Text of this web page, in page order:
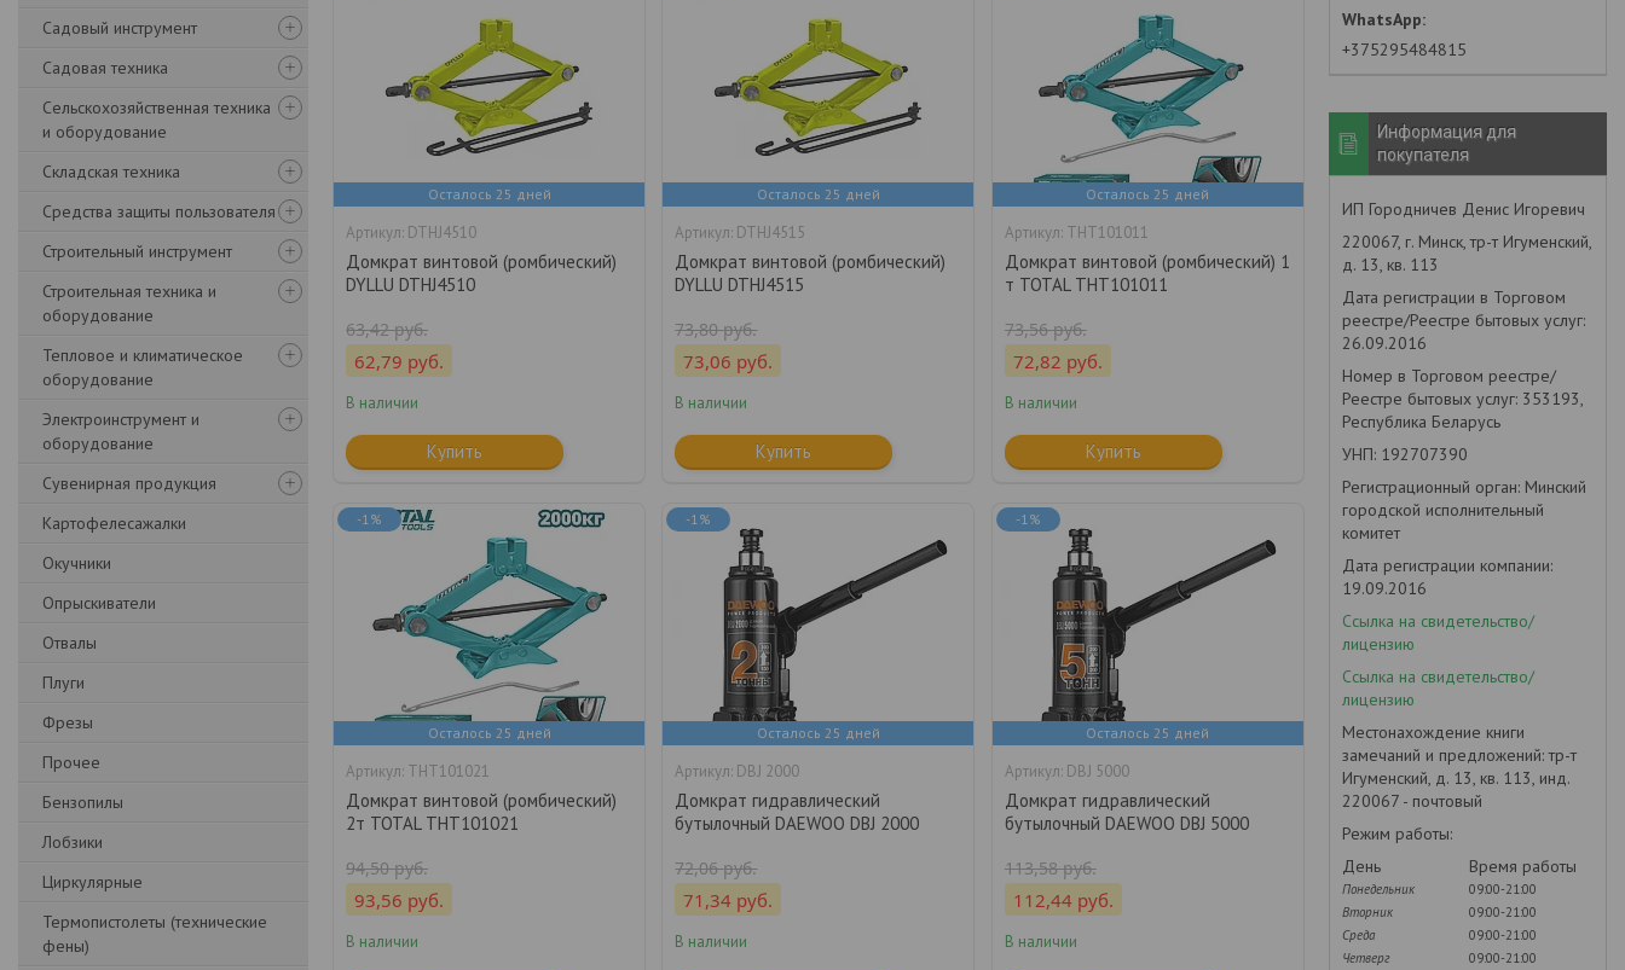
Садовый инструмент
Садовая техника
Сельскохозяйственная техника
и оборудование
Складская техника
Средства защиты пользователя
Строительный инструмент
Строительная техника и
оборудование
Тепловое и климатическое
оборудование
Электроинструмент и
оборудование
Сувенирная продукция
Картофелесажалки
Окучники
Опрыскиватели
Отвалы
Плуги
Фрезы
Прочее
Бензопилы
Лобзики
Циркулярные
Термопистолеты (технические
фены)
Осталось 25 дней
DTHJ4510
Домкрат винтовой (ромбический)
DYLLU DTHJ4510
63,42руб.
62,79 руб.
В наличии
Купить
Осталось 25 дней
DTHJ4515
Домкрат винтовой (ромбический)
DYLLU DTHJ4515
73,80руб.
73,06 руб.
В наличии
Купить
Осталось 25 дней
THT101011
Домкрат винтовой (ромбический) 1
т TOTAL THT101011
73,56руб.
72,82 руб.
В наличии
Купить
-1%
Осталось 25 дней
THT101021
Домкрат винтовой (ромбический)
2т TOTAL THT101021
94,50руб.
93,56 руб.
В наличии
-1%
Осталось 25 дней
DBJ 2000
Домкрат гидравлический
бутылочный DAEWOO DBJ 2000
72,06руб.
71,34 руб.
В наличии
-1%
Осталось 25 дней
DBJ 5000
Домкрат гидравлический
бутылочный DAEWOO DBJ 5000
113,58руб.
112,44 руб.
В наличии
+375295484815
Информация для
покупателя
ИП Городничев Денис Игоревич
220067, г. Минск, тр-т Игуменский,
д. 13, кв. 113
Дата регистрации в Торговом
реестре/Реестре бытовых услуг:
26.09.2016
Номер в Торговом реестре/
Реестре бытовых услуг: 353193,
Республика Беларусь
УНП: 192707390
Регистрационный орган: Минский
городской исполнительный
комитет
Дата регистрации компании:
19.09.2016
Ссылка на свидетельство/
лицензию
Ссылка на свидетельство/
лицензию
Местонахождение книги
замечаний и предложений: тр-т
Игуменский, д. 13, кв. 113, инд.
220067 - почтовый
Режим работы:
День
Время работы
Понедельник
09:00-21:00
Вторник
09:00-21:00
Среда
09:00-21:00
Четверг
09:00-21:00